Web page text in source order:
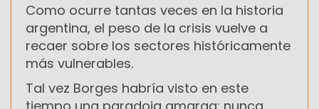
Como ocurre tantas veces en la historia
argentina, el peso de la crisis vuelve a
recaer sobre los sectores históricamente
más vulnerables.
Tal vez Borges habría visto en este